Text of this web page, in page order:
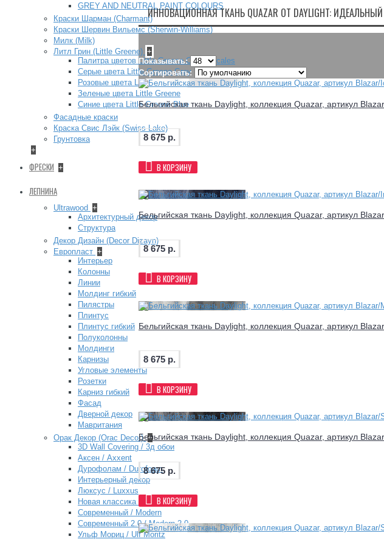
GREY AND NEUTRAL PAINT COLOURS
Краски Шарман (Charmant)
Краски Шервин Вильемс (Sherwin-Williams)
Милк (Milk)
Литл Грин (Little Greene) +
Палитра цветов Little Greene Colour Scales
Серые цвета Little Greene Grey
Розовые цвета Little Greene Pink
Зеленые цвета Little Greene
Синие цвета Little Greene Blue
Фасадные краски
Краска Свис Лэйк (Swiss Lake)
Грунтовка
+
ФРЕСКИ +
ЛЕПНИНА
Ultrawood +
Архитектурный декор
Структура
Декор Дизайн (Decor Dizayn)
Европласт +
Интерьер
Колонны
Линии
Молдинг гибкий
Пилястры
Плинтус
Плинтус гибкий
Полуколонны
Молдинги
Карнизы
Угловые элементы
Розетки
Карниз гибкий
Фасад
Дверной декор
Мавритания
Орак Декор (Orac Decor) +
3D Wall Covering / 3д обои
Аксен / Axxent
Дурофолам / Durofoam
Интерьерный декор
Люксус / Luxxus
Новая классика / New Classics
Современный / Modern
Современный 2.0 / Modern 2.0
Ульф Мориц / Ulf Moritz
ИННОВАЦИОННАЯ ТКАНЬ QUAZAR ОТ DAYLIGHT:
Показывать:
Сортировать:
Бельгийская ткань Daylight, коллекция Quazar, артикул
8 675 р.
В КОРЗИНУ
Бельгийская ткань Daylight, коллекция Quazar, артикул
8 675 р.
В КОРЗИНУ
Бельгийская ткань Daylight, коллекция Quazar, артикул
8 675 р.
В КОРЗИНУ
Бельгийская ткань Daylight, коллекция Quazar, артикул
8 675 р.
В КОРЗИНУ